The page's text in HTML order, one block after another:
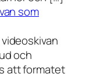
som
och
att formatet